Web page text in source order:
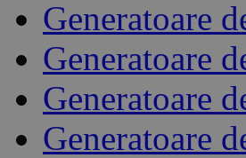
Generatoare
Generatoare
Generatoare
Generatoare